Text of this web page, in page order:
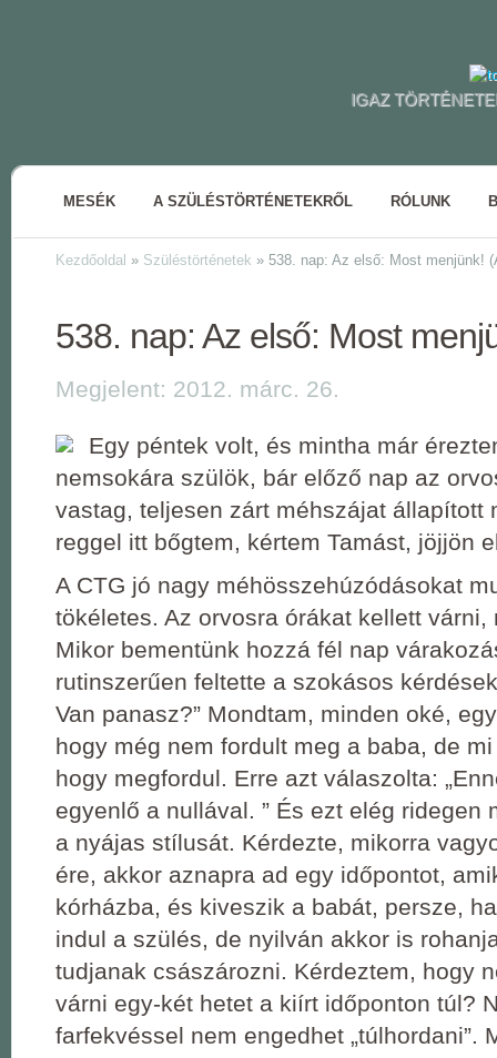
IGAZ
MESÉK A SZÜLÉSTÖRTÉNETEKRŐL RÓLUNK
Kezdőoldal » Szüléstörténetek » 538. nap: Az első: Most menjünk!
538. nap: Az első: Most
Megjelent: 2012. márc. 26.
Egy péntek volt, és mintha már
nemsokára szülök, bár előző nap az
vastag, teljesen zárt méhszájat állapított
reggel itt bőgtem, kértem Tamást, jöjjön
A CTG jó nagy méhösszehúzódásokat
tökéletes. Az orvosra órákat kellett várni,
Mikor bementünk hozzá fél nap
rutinszerűen feltette a szokásos
Van panasz?” Mondtam, minden oké,
hogy még nem fordult meg a baba, de
hogy megfordul. Erre azt válaszolta:
egyenlő a nullával. ” És ezt elég ridegen
a nyájas stílusát. Kérdezte, mikorra
ére, akkor aznapra ad egy időpontot,
kórházba, és kiveszik a babát, persze,
indul a szülés, de nyilván akkor is
tudjanak császározni. Kérdeztem, hogy
várni egy-két hetet a kiírt időponton túl?
farfekvéssel nem engedhet „túlhordani”.